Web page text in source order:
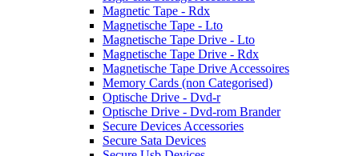
Magnetic Tape - Rdx
Magnetische Tape - Lto
Magnetische Tape Drive - Lto
Magnetische Tape Drive - Rdx
Magnetische Tape Drive Accessoires
Memory Cards (non Categorised)
Optische Drive - Dvd-r
Optische Drive - Dvd-rom Brander
Secure Devices Accessories
Secure Sata Devices